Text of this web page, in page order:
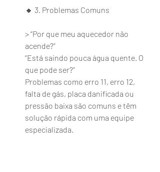
🔸 3. Problemas Comuns
> “Por que meu aquecedor não
acende?”
“Está saindo pouca água quente. O
que pode ser?”
Problemas como erro 11, erro 12,
falta de gás, placa danificada ou
pressão baixa são comuns e têm
solução rápida com uma equipe
especializada.